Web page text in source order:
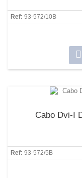
Ref: 93-572/10B
Cabo Dvi-I
Ref: 93-572/5B